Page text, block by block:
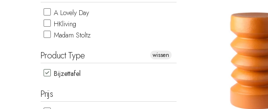
A Lovely Day
HKliving
Madam Stoltz
Product Type
Bijzettafel
wissen
Prijs